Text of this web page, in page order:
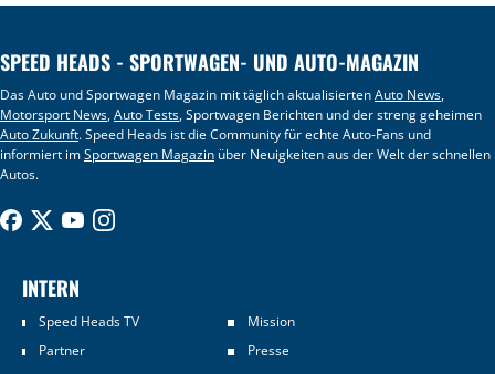
SPEED HEADS - SPORTWAGEN- UND AUTO-MAGAZIN
Das Auto und Sportwagen Magazin mit täglich aktualisiertenAuto News,
Motorsport News,Auto Tests, Sportwagen Berichten und der streng geheimen
Auto Zukunft. Speed Heads ist die Community für echte Auto-Fans und
informiert imSportwagen Magazin über Neuigkeiten aus der Welt der schnellen
Autos.
INTERN
Speed Heads TV
Mission
Partner
Presse